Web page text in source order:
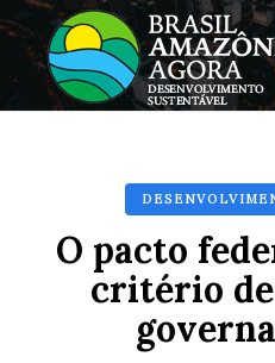
O pacto
critério